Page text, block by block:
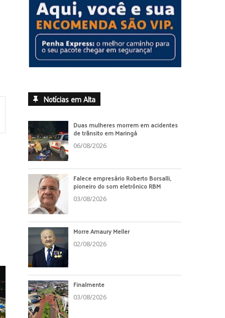
Notícias em Alta
Duas mulheres morrem em acidentes
de trânsito em Maringá
06/08/2026
Falece empresário Roberto Borsalli,
pioneiro do som eletrônico RBM
03/08/2026
Morre Amaury Meller
02/08/2026
Finalmente
03/08/2026